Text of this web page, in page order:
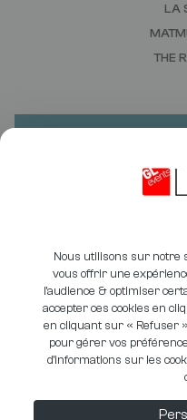
LA
THE
PHOTOTHÈQUE
INFORMATIONS LÉGALES
VOUS
BESOIN
Nous utilisons sur notre
vous offrir une
l’audience & optimiser
accepter ces cookies en
en cliquant sur « Refuser
pour gérer vos
d’informations sur les